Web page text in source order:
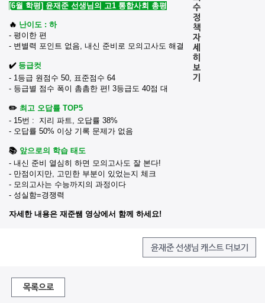
[6월 학평] 윤재준 선생님의 고1 통합사회 총평
🔥 난이도 : 하
- 평이한 편
- 변별력 포인트 없음, 내신 준비로 모의고사도 해결
✔️ 등급컷
- 1등급 원점수 50, 표준점수 64
- 등급별 점수 폭이 촘촘한 편! 3등급도 40점 대
✏️ 최고 오답률 TOP5
- 15번 : 지리 파트, 오답률 38%
- 오답률 50% 이상 기록 문제가 없음
📚앞으로의 학습 태도
- 내신 준비 열심히 하면 모의고사도 잘 본다!
- 만점이지만, 고민한 부분이 있었는지 체크
- 모의고사는 수능까지의 과정이다
- 성실함=경쟁력
자세한 내용은 재준쌤 영상에서 함께 하세요!
윤재준 선생님 캐스트 더보기
목록으로